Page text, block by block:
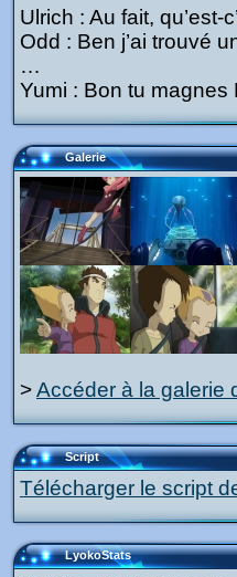
Ulrich : Au fait, qu’est-
Odd : Ben j’ai trouvé
…
Yumi : Bon tu magnes
Galerie
>Accéder à la galerie
Script
Télécharger le script
LyokoStats